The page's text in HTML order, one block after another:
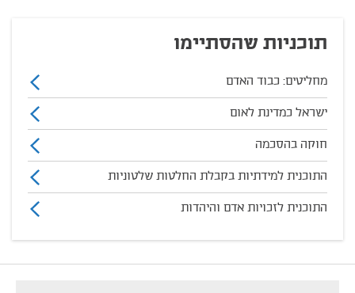
תוכניות שהסתיימו
מחליטים: כבוד האדם
ישראל כמדינת לאום
חוקה בהסכמה
התוכנית למידתיות בקבלת החלטות שלטוניות
התוכנית לזכויות אדם והיהדות